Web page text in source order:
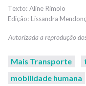
Aline Rimolo
Lissandra
Mais Transporte
mobilidade humana